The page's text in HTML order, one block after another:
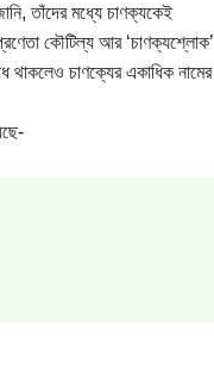
তাঁদের মধ্যে চাণক্যকেই
প্রণেতা কৌটিল্য আর ‘চাণক্যশ্লোক’
থাকলেও চাণক্যের একাধিক নামের